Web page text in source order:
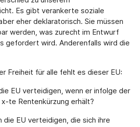
Es gibt verankerte soziale
eher deklaratorisch. Sie müssen
werden, was zurecht im Entwurf
gefordert wird. Anderenfalls wird die
Freiheit für alle fehlt es dieser EU:
EU verteidigen, wenn er infolge der
te Rentenkürzung erhält?
die EU verteidigen, die sich ihre